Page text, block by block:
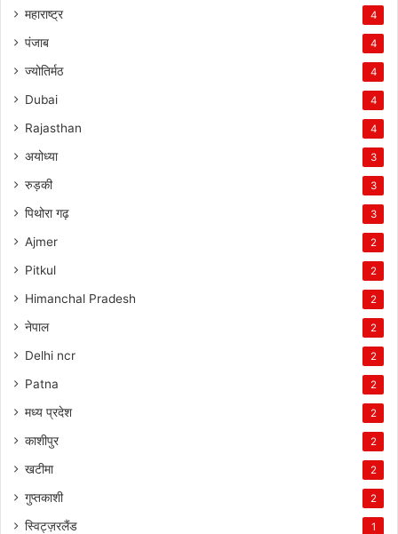
महाराष्ट्र 4
पंजाब 4
ज्योतिर्मठ 4
Dubai 4
Rajasthan 4
अयोध्या 3
रुड़की 3
पिथोरा गढ़ 3
Ajmer 2
Pitkul 2
Himanchal Pradesh 2
नेपाल 2
Delhi ncr 2
Patna 2
मध्य प्रदेश 2
काशीपुर 2
खटीमा 2
गुप्तकाशी 2
स्विट्ज़रलैंड 1